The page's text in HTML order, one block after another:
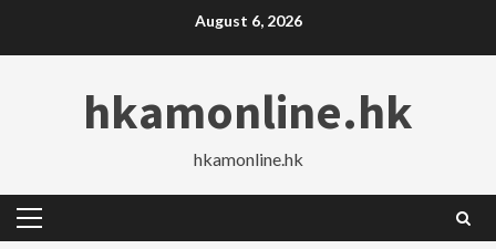
August 6, 2026
hkamonline.hk
hkamonline.hk
Primary